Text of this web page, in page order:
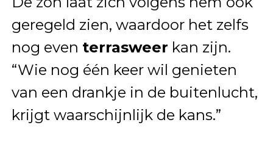
geregeld zien, waardoor het zelfs
nog even terrasweer kan zijn.
“Wie nog één keer wil genieten
van een drankje in de buitenlucht,
krijgt waarschijnlijk de kans.”